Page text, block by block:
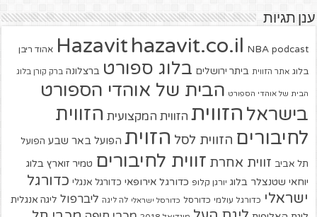
ענן תגיות
Hazavit hazavit.co.il NBA podcast אהוד ריבן
בלוג אתר הזווית ביתר ירושלים בלוג ספורט ברצלונה ברק קורן בלוג
הבית של אוהדי הספורט הבית של אוהדי הספורט
בישראל הזווית הזווית המקצועית הזווית
לחיבורים הזווית לסל הזוית הפועל באר שבע הפועל
תל אביב זווית אחרת זווית לחיבורים טמיר זוארץ בלוג
יוחאי שטנצלר בלוג יורגן קלופ כדורגל אירופאי כדורגל אנגלי כדורגל
ישראלי כדורגל עולמי כדורסל כדורסל ישראלי לה ליגה ליברפול ליגה אנגלית